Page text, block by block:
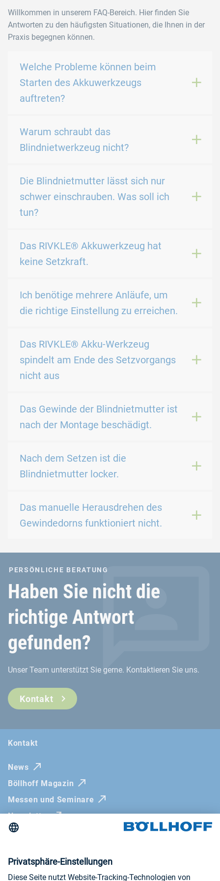
Willkommen in unserem FAQ-Bereich. Hier finden Sie
Antworten zu den häufigsten Situationen, die Ihnen in der
Praxis begegnen können.
Welche Probleme können beim
Starten des Akkuwerkzeugs
auftreten?
Warum schraubt das
Blindnietwerkzeug nicht?
Die Blindnietmutter lässt sich nur
schwer einschrauben. Was soll ich
tun?
Das RIVKLE® Akkuwerkzeug hat
keine Setzkraft.
Ich benötige mehrere Anläufe, um
die richtige Einstellung zu erreichen.
Das RIVKLE® Akku-Werkzeug
spindelt am Ende des Setzvorgangs
nicht aus
Das Gewinde der Blindnietmutter ist
nach der Montage beschädigt.
Nach dem Setzen ist die
Blindnietmutter locker.
Das manuelle Herausdrehen des
Gewindedorns funktioniert nicht.
PERSÖNLICHE BERATUNG
Haben Sie nicht die
richtige Antwort
gefunden?
Unser Team unterstützt Sie gerne. Kontaktieren Sie uns.
Kontakt
Kontakt
News
Böllhoff Magazin
Messen und Seminare
Newsletter
AGB
Datenschutzerklärung